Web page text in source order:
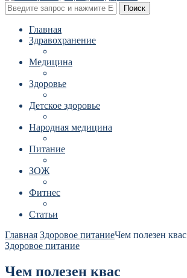
Поиск
Главная
Здравохранение
Медицина
Здоровье
Детское здоровье
Народная медицина
Питание
ЗОЖ
Фитнес
Статьи
Главная Здоровое питаниеЧем полезен квас
Здоровое питание
Чем полезен квас